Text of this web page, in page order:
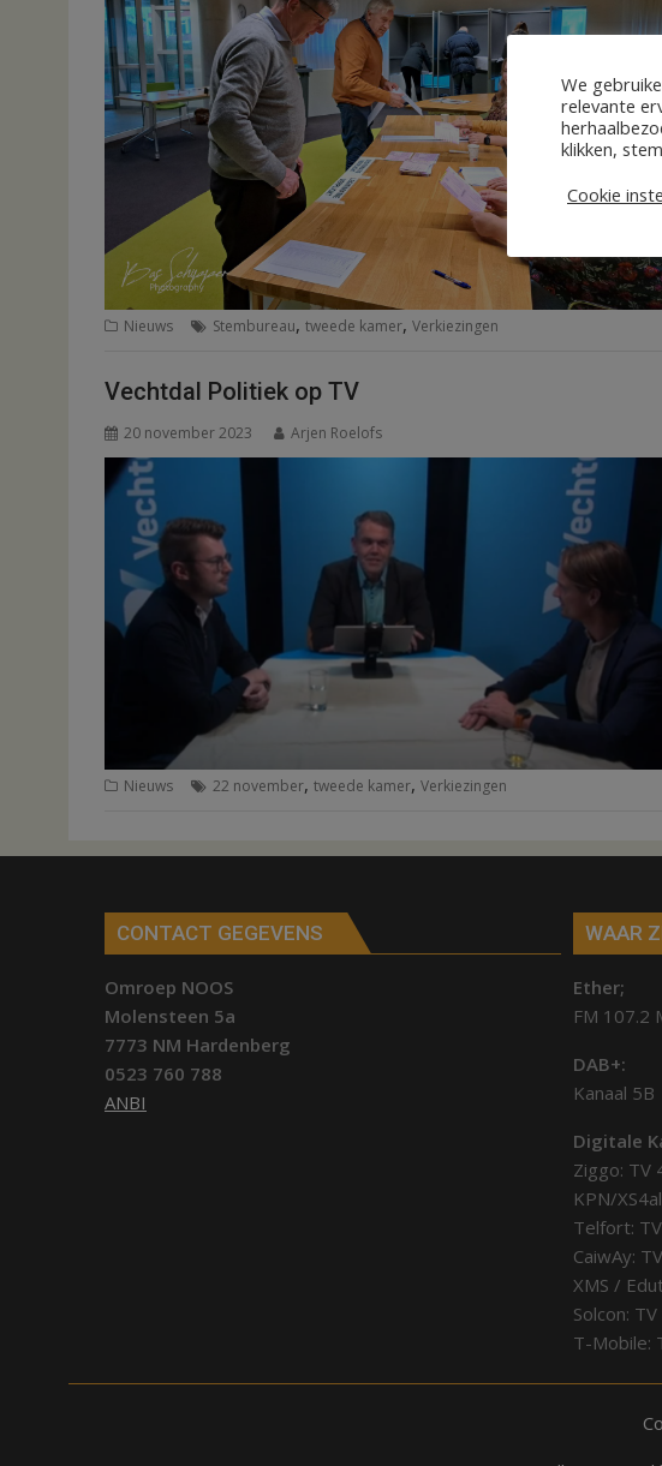
Nieuws Stembureau, tweede kamer, Verkiezingen
Vechtdal Politiek op TV
20 november 2023 Arjen Roelofs
Nieuws 22 november, tweede kamer, Verkiezingen
CONTACT GEGEVENS
Omroep NOOS
Molensteen 5a
7773 NM Hardenberg
0523 760 788
ANBI
WAAR
Ether;
FM 107.2
DAB+:
Kanaal 5B
Digitale
Ziggo: TV
KPN/
Telfort:
CaiwAy:
XMS /
Solcon:
T-Mobile:
We
relevante
klikken,
Cookie